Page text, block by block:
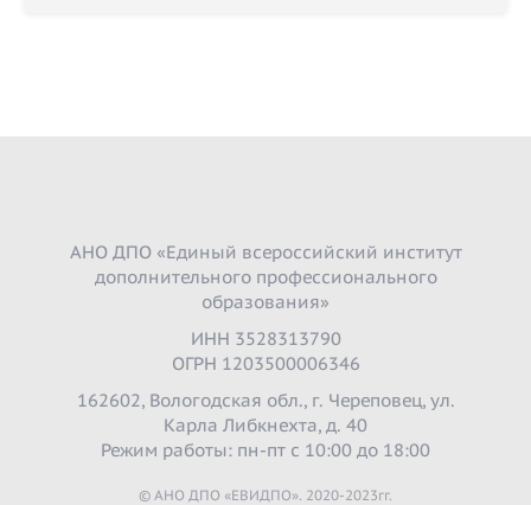
АНО ДПО «Единый всероссийский институт
дополнительного профессионального
образования»
ИНН 3528313790
ОГРН 1203500006346
162602, Вологодская обл., г. Череповец, ул.
Карла Либкнехта, д. 40
Режим работы: пн-пт с 10:00 до 18:00
© АНО ДПО «ЕВИДПО». 2020-2023гг.